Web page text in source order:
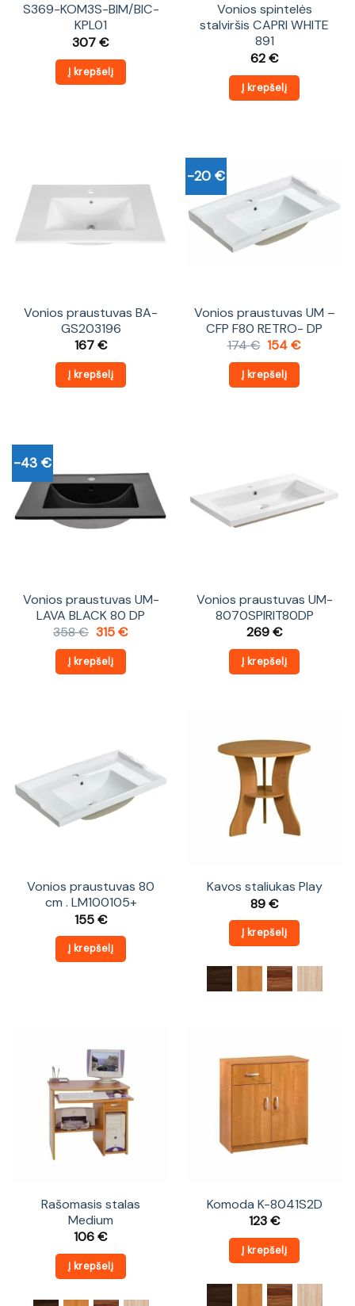
S369-KOM3S-BIM/BIC-
KPL01
307€
Į krepšelį
Vonios spintelės
stalviršis CAPRI WHITE
891
62€
Į krepšelį
Vonios praustuvas BA-
GS203196
167€
Į krepšelį
-20 €
Vonios praustuvas UM –
CFP F80 RETRO- DP
174€ Original
was:
174 €.
154€Current
Į krepšelį
-43 €
Vonios praustuvas UM-
LAVA BLACK 80 DP
358€ Original
was:
358 €.
315€Current
Į krepšelį
Vonios praustuvas UM-
8070SPIRIT80DP
269€
Į krepšelį
Vonios praustuvas 80
cm . LM100105+
155€
Į krepšelį
Kavos staliukas Play
89€
Į krepšelį
Rašomasis stalas
Medium
106€
Į krepšelį
Komoda K-8041S2D
123€
Į krepšelį